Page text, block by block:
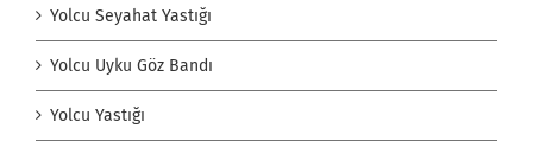
Yolcu Seyahat Yastığı
Yolcu Uyku Göz Bandı
Yolcu Yastığı